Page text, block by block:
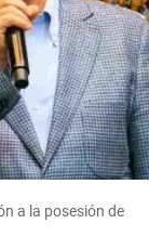
a la posesión de